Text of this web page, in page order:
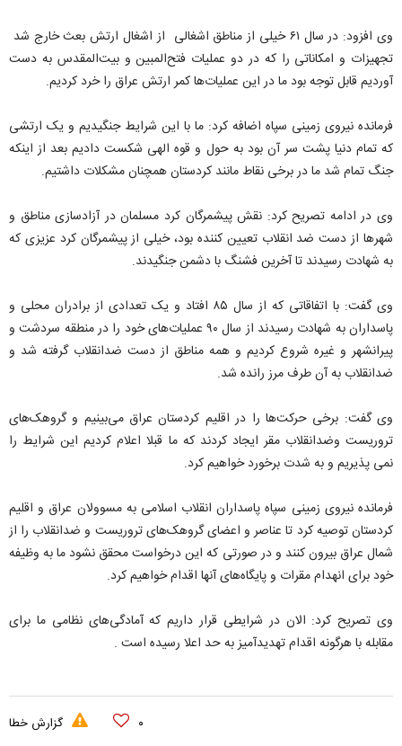
وی افزود: در سال ۶۱ خیلی از مناطق اشغالی از اشغال ارتش بعث خارج شد
تجهیزات و امکاناتی را که در دو عملیات فتح‌المبین و بیت‌المقدس به دست
آوردیم قابل توجه بود ما در این عملیات‌ها کمر ارتش عراق را خرد کردیم.
فرمانده نیروی زمینی سپاه اضافه کرد: ما با این شرایط جنگیدیم و یک ارتشی
که تمام دنیا پشت سر آن بود به حول و قوه الهی شکست دادیم بعد از اینکه
جنگ تمام شد ما در برخی نقاط مانند کردستان همچنان مشکلات داشتیم.
وی در ادامه تصریح کرد: نقش پیشمرگان کرد مسلمان در آزادسازی مناطق و
شهرها از دست ضد انقلاب تعیین کننده بود، خیلی از پیشمرگان کرد عزیزی که
به شهادت رسیدند تا آخرین فشنگ با دشمن جنگیدند.
وی گفت: با اتفاقاتی که از سال ۸۵ افتاد و یک تعدادی از برادران محلی و
پاسداران به شهادت رسیدند از سال ۹۰ عملیات‌های خود را در منطقه سردشت و
پیرانشهر و غیره شروع کردیم و همه مناطق از دست ضدانقلاب گرفته شد و
ضدانقلاب به آن طرف مرز رانده شد.
وی گفت: برخی حرکت‌ها را در اقلیم کردستان عراق می‌بینیم و گروهک‌های
تروریست وضدانقلاب مقر ایجاد کردند که ما قبلا اعلام کردیم این شرایط را
نمی پذیریم و به شدت برخورد خواهیم کرد.
فرمانده نیروی زمینی سپاه پاسداران انقلاب اسلامی به مسوولان عراق و اقلیم
کردستان توصیه کرد تا عناصر و اعضای گروهک‌های تروریست و ضدانقلاب را از
شمال عراق بیرون کنند و در صورتی که این درخواست محقق نشود ما به وظیفه
خود برای انهدام مقرات و پایگاه‌های آنها اقدام خواهیم کرد.
وی تصریح کرد: الان در شرایطی قرار داریم که آمادگی‌های نظامی ما برای
مقابله با هرگونه اقدام تهدیدآمیز به حد اعلا رسیده است .
۰ گزارش خطا